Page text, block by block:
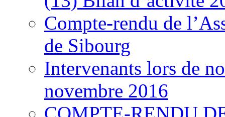
Compte-rendu de
de Sibourg
Intervenants lors de
novembre 2016